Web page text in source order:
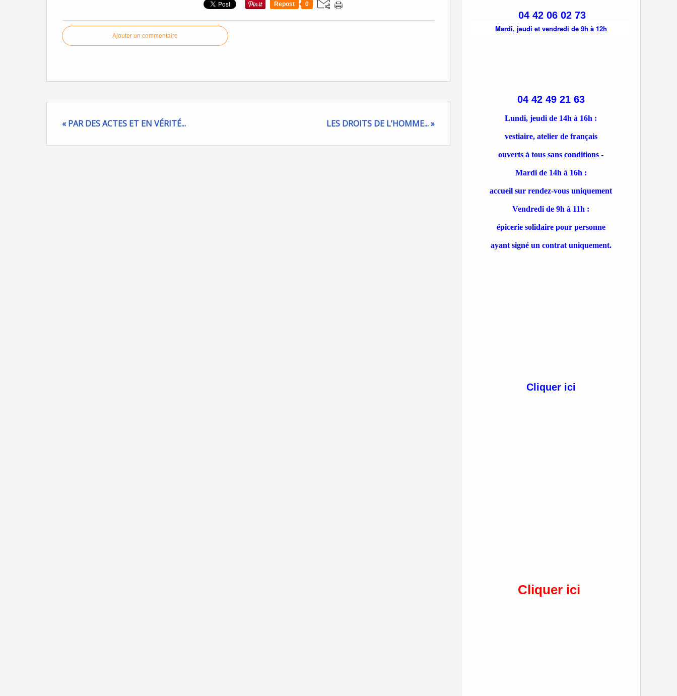
04 42 06 02 73
Mardi, jeudi et vendredi de 9h à 12h
04 42 49 21 63
Lundi, jeudi de 14h à 16h :
vestiaire, atelier de français
ouverts à tous sans conditions -
Mardi de 14h à 16h :
accueil sur rendez-vous uniquement
Vendredi de 9h à 11h :
épicerie solidaire pour personne
ayant signé un contrat uniquement.
Cliquer ici
Cliquer ici
Repost 0
Ajouter un commentaire
« PAR DES ACTES ET EN VÉRITÉ... LES DROITS DE L’HOMME... »